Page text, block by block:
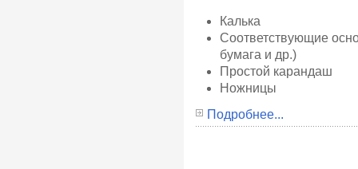
Калька
Соответствующие
бумага и др.)
Простой карандаш
Ножницы
Подробнее...